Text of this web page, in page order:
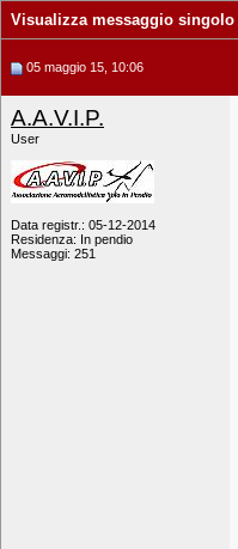
Visualizza messaggio singolo
05 maggio 15, 10:06
A.A.V.I.P.
User
Data registr.: 05-12-2014
Residenza: In pendio
Messaggi: 251